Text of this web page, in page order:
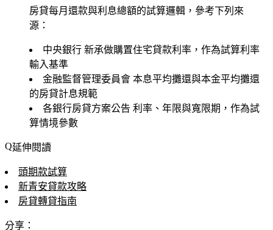
房貸每月還款與利息總額的試算邏輯，參考下列來
源：
中央銀行 新承做購置住宅貸款利率，作為試算利率
輸入基準
金融監督管理委員會 本息平均攤還與本金平均攤還
的房貸計息規範
各銀行房貸方案公告 利率、年限與寬限期，作為試
算情境參數
延伸閱讀
頭期款試算
新青安貸款攻略
房貸轉貸指南
分享：